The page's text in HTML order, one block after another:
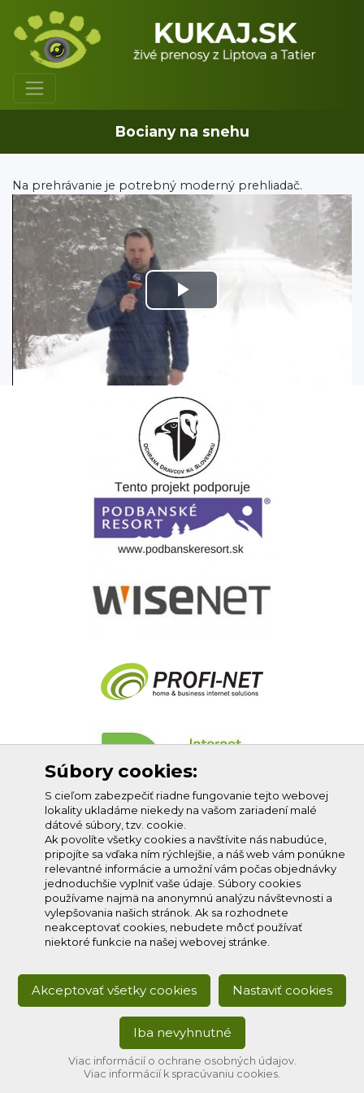
Bociany na snehu
Na prehrávanie je potrebný moderný prehliadač.
Play
Video
Profi-net s.r.o.
Súbory cookies:
S cieľom zabezpečiť riadne fungovanie tejto webovej
lokality ukladáme niekedy na vašom zariadení malé
dátové súbory, tzv. cookie.
Ak povolíte všetky cookies a navštívite nás nabudúce,
pripojíte sa vďaka ním rýchlejšie, a náš web vám ponúkne
relevantné informácie a umožní vám počas objednávky
jednoduchšie vyplniť vaše údaje. Súbory cookies
používame najmä na anonymnú analýzu návštevnosti a
vylepšovania našich stránok. Ak sa rozhodnete
neakceptovať cookies, nebudete môcť používať
niektoré funkcie na našej webovej stránke.
Akceptovať všetky cookies Nastaviť cookies
Iba nevyhnutné
Viac informácií o ochrane osobných údajov.
Viac informácií k spracúvaniu cookies.